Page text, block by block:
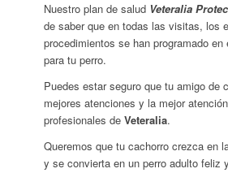
Nuestro plan de salud Veteralia
de saber que en todas las visitas, los
procedimientos se han programado
para tu perro.
Puedes estar seguro que tu amigo de
mejores atenciones y la mejor
profesionales de Veteralia.
Queremos que tu cachorro crezca en
y se convierta en un perro adulto feliz